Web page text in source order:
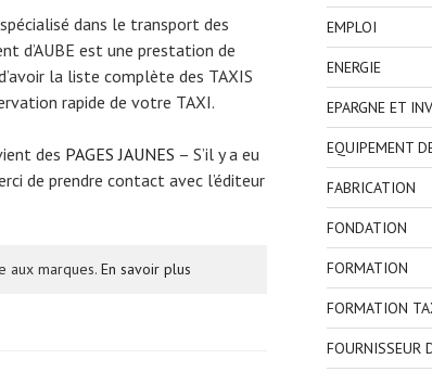
dans le transport des
d’AUBE est une prestation de
la liste complète des TAXIS
rapide de votre TAXI.
des PAGES JAUNES – S’il y a eu
de prendre contact avec l’éditeur
aux marques. En savoir plus
EMPLOI
ENERGIE
EPARGNE ET
EQUIPEMENT
FABRICATION
FONDATION
FORMATION
FORMATION
FOURNISSEUR